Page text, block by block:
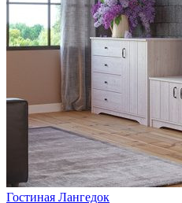
Гостиная Лангедок